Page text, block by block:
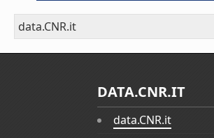
data.CNR.it
DATA.CNR.IT
data.CNR.it